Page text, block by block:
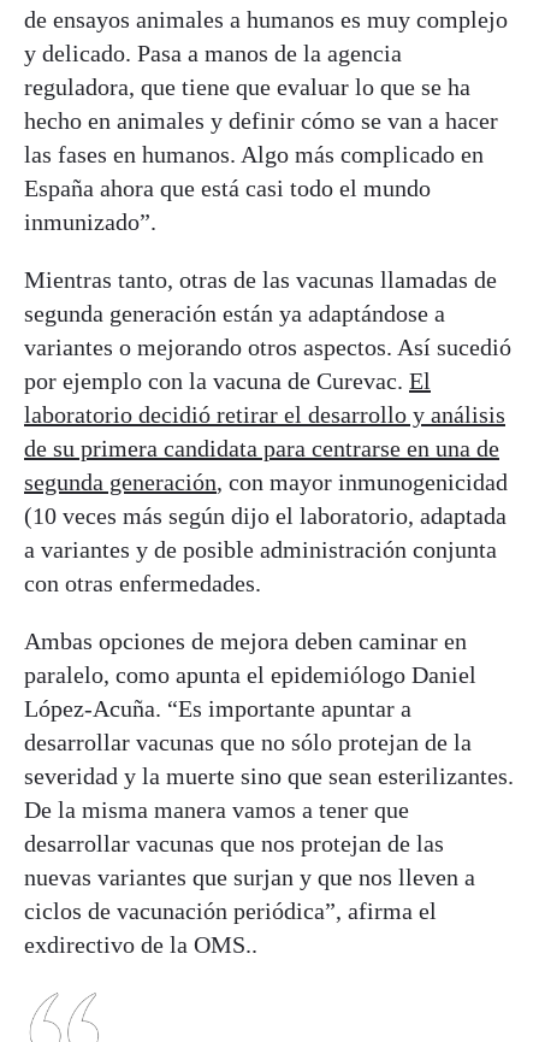
de ensayos animales a humanos es muy complejo
y delicado. Pasa a manos de la agencia
reguladora, que tiene que evaluar lo que se ha
hecho en animales y definir cómo se van a hacer
las fases en humanos. Algo más complicado en
España ahora que está casi todo el mundo
inmunizado”.
Mientras tanto, otras de las vacunas llamadas de
segunda generación están ya adaptándose a
variantes o mejorando otros aspectos. Así sucedió
por ejemplo con la vacuna de Curevac. El
laboratorio decidió retirar el desarrollo y análisis
de su primera candidata para centrarse en una de
segunda generación, con mayor inmunogenicidad
(10 veces más según dijo el laboratorio, adaptada
a variantes y de posible administración conjunta
con otras enfermedades.
Ambas opciones de mejora deben caminar en
paralelo, como apunta el epidemiólogo Daniel
López-Acuña. “Es importante apuntar a
desarrollar vacunas que no sólo protejan de la
severidad y la muerte sino que sean esterilizantes.
De la misma manera vamos a tener que
desarrollar vacunas que nos protejan de las
nuevas variantes que surjan y que nos lleven a
ciclos de vacunación periódica”, afirma el
exdirectivo de la OMS..